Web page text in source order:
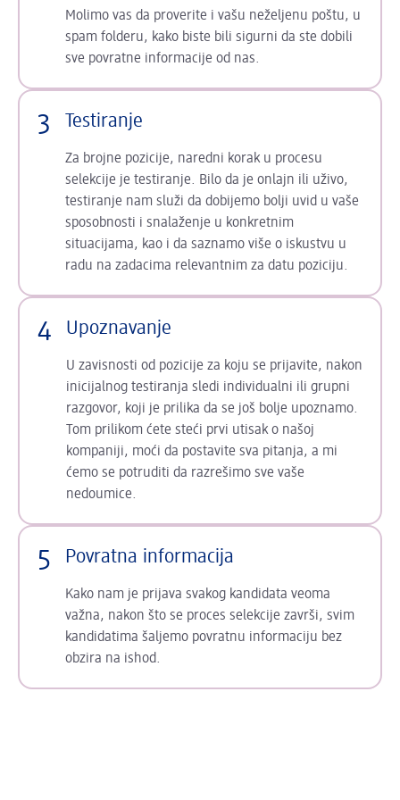
Molimo vas da proverite i vašu neželjenu poštu, u
spam folderu, kako biste bili sigurni da ste dobili
sve povratne informacije od nas.
3 Testiranje
Za brojne pozicije, naredni korak u procesu
selekcije je testiranje. Bilo da je onlajn ili uživo,
testiranje nam služi da dobijemo bolji uvid u vaše
sposobnosti i snalaženje u konkretnim
situacijama, kao i da saznamo više o iskustvu u
radu na zadacima relevantnim za datu poziciju.
4 Upoznavanje
U zavisnosti od pozicije za koju se prijavite, nakon
inicijalnog testiranja sledi individualni ili grupni
razgovor, koji je prilika da se još bolje upoznamo.
Tom prilikom ćete steći prvi utisak o našoj
kompaniji, moći da postavite sva pitanja, a mi
ćemo se potruditi da razrešimo sve vaše
nedoumice.
5 Povratna informacija
Kako nam je prijava svakog kandidata veoma
važna, nakon što se proces selekcije završi, svim
kandidatima šaljemo povratnu informaciju bez
obzira na ishod.